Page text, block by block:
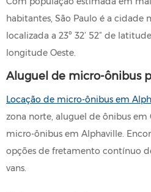
habitantes, São Paulo é a cidade
localizada a 23º 32’ 52” de
longitude Oeste.
Aluguel de micro-ônibus
Locação de micro-ônibus em
zona norte, aluguel de ônibus
micro-ônibus em Alphaville.
opções de fretamento contínuo
vans.